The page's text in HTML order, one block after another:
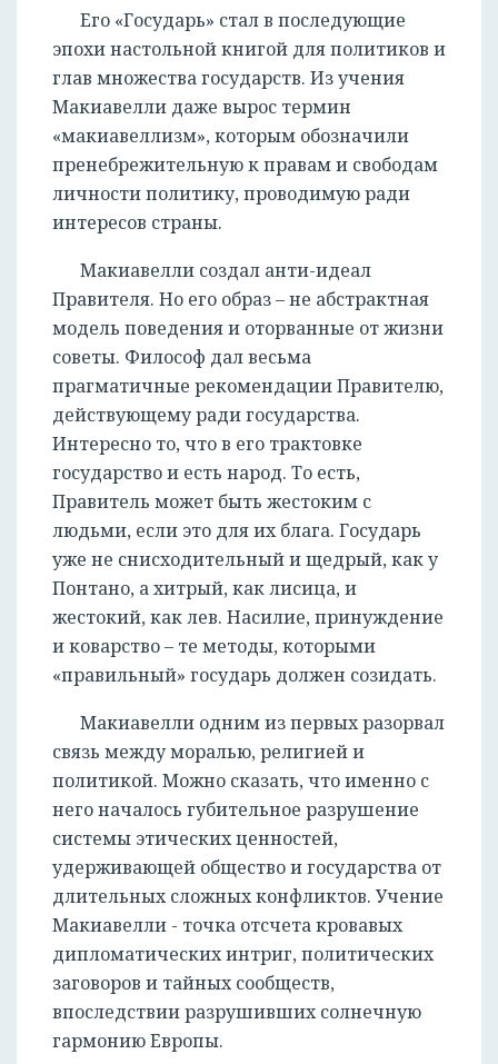
Его «Государь» стал в последующие
эпохи настольной книгой для политиков и
глав множества государств. Из учения
Макиавелли даже вырос термин
«макиавеллизм», которым обозначили
пренебрежительную к правам и свободам
личности политику, проводимую ради
интересов страны.
Макиавелли создал анти-идеал
Правителя. Но его образ – не абстрактная
модель поведения и оторванные от жизни
советы. Философ дал весьма
прагматичные рекомендации Правителю,
действующему ради государства.
Интересно то, что в его трактовке
государство и есть народ. То есть,
Правитель может быть жестоким с
людьми, если это для их блага. Государь
уже не снисходительный и щедрый, как у
Понтано, а хитрый, как лисица, и
жестокий, как лев. Насилие, принуждение
и коварство – те методы, которыми
«правильный» государь должен созидать.
Макиавелли одним из первых разорвал
связь между моралью, религией и
политикой. Можно сказать, что именно с
него началось губительное разрушение
системы этических ценностей,
удерживающей общество и государства от
длительных сложных конфликтов. Учение
Макиавелли - точка отсчета кровавых
дипломатических интриг, политических
заговоров и тайных сообществ,
впоследствии разрушивших солнечную
гармонию Европы.